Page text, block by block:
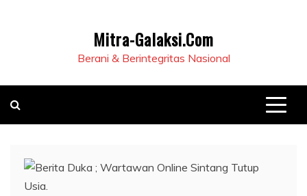
Mitra-Galaksi.Com
Berani & Berintegritas Nasional